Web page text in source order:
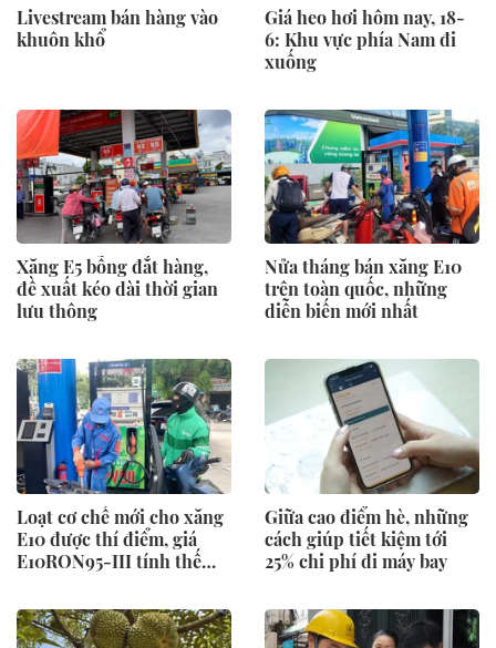
Livestream bán hàng vào
khuôn khổ
Giá heo hơi hôm nay, 18-
6: Khu vực phía Nam đi
xuống
Xăng E5 bỗng đắt hàng,
đề xuất kéo dài thời gian
lưu thông
Nửa tháng bán xăng E10
trên toàn quốc, những
diễn biến mới nhất
Loạt cơ chế mới cho xăng
E10 được thí điểm, giá
E10RON95-III tính thế
Giữa cao điểm hè, những
cách giúp tiết kiệm tới
25% chi phí đi máy bay